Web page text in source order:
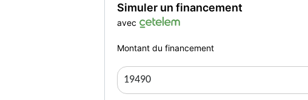
Simuler un financement
avec
Montant du financement